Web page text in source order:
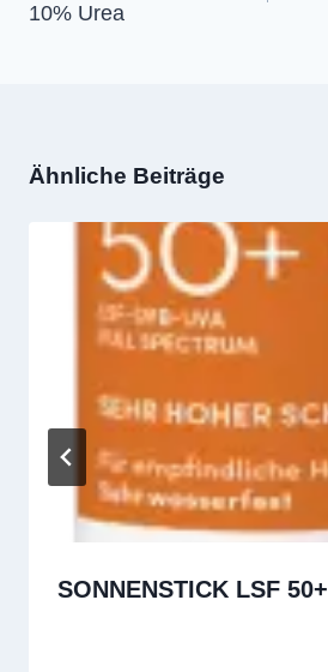
10% Urea
Ähnliche Beiträge
SONNENSTICK LSF 50+